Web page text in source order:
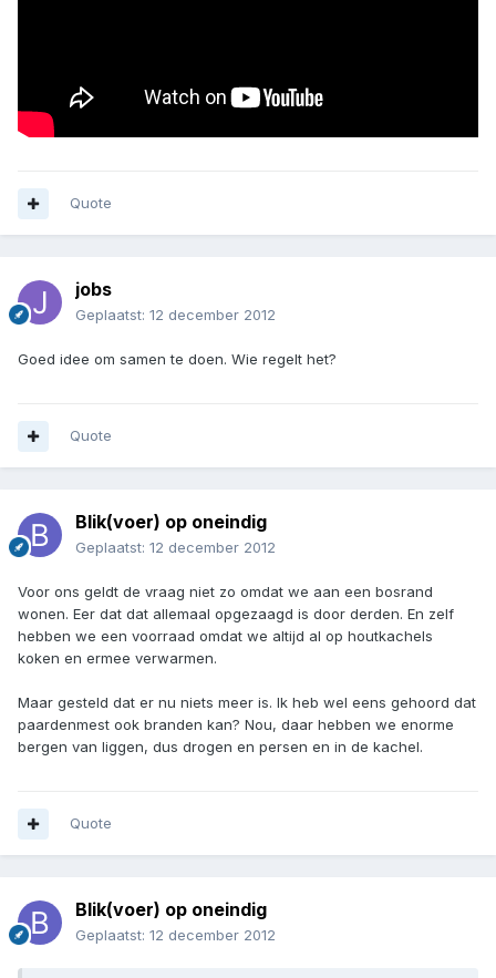
Quote
jobs
Geplaatst: 12 december 2012
Goed idee om samen te doen. Wie regelt het?
Quote
Blik(voer) op oneindig
Geplaatst: 12 december 2012
Voor ons geldt de vraag niet zo omdat we aan een bosrand
wonen. Eer dat dat allemaal opgezaagd is door derden. En zelf
hebben we een voorraad omdat we altijd al op houtkachels
koken en ermee verwarmen.
Maar gesteld dat er nu niets meer is. Ik heb wel eens gehoord dat
paardenmest ook branden kan? Nou, daar hebben we enorme
bergen van liggen, dus drogen en persen en in de kachel.
Quote
Blik(voer) op oneindig
Geplaatst: 12 december 2012